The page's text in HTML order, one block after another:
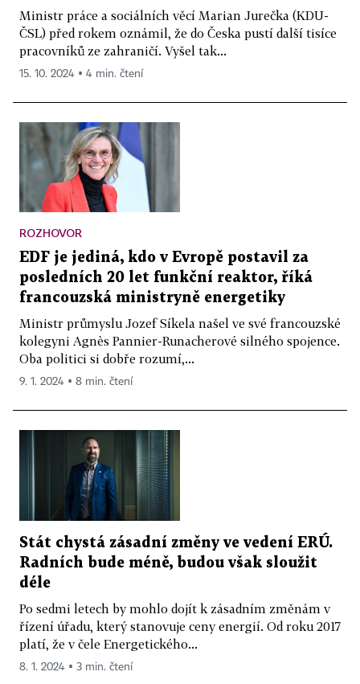
Ministr práce a sociálních věcí Marian Jurečka (KDU-
ČSL) před rokem oznámil, že do Česka pustí další tisíce
pracovníků ze zahraničí. Vyšel tak...
15. 10. 2024 ▪ 4 min. čtení
ROZHOVOR
EDF je jediná, kdo v Evropě postavil za
posledních 20 let funkční reaktor, říká
francouzská ministryně energetiky
Ministr průmyslu Jozef Síkela našel ve své francouzské
kolegyni Agnès Pannier-Runacherové silného spojence.
Oba politici si dobře rozumí,...
9. 1. 2024 ▪ 8 min. čtení
Stát chystá zásadní změny ve vedení ERÚ.
Radních bude méně, budou však sloužit
déle
Po sedmi letech by mohlo dojít k zásadním změnám v
řízení úřadu, který stanovuje ceny energií. Od roku 2017
platí, že v čele Energetického...
8. 1. 2024 ▪ 3 min. čtení